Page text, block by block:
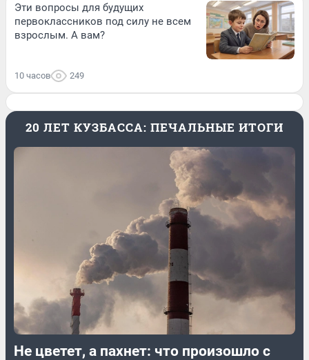
Эти вопросы для будущих
первоклассников под силу не всем
взрослым. А вам?
10 часов 249
20 ЛЕТ КУЗБАССА: ПЕЧАЛЬНЫЕ ИТОГИ
Не цветет, а пахнет: что произошло с